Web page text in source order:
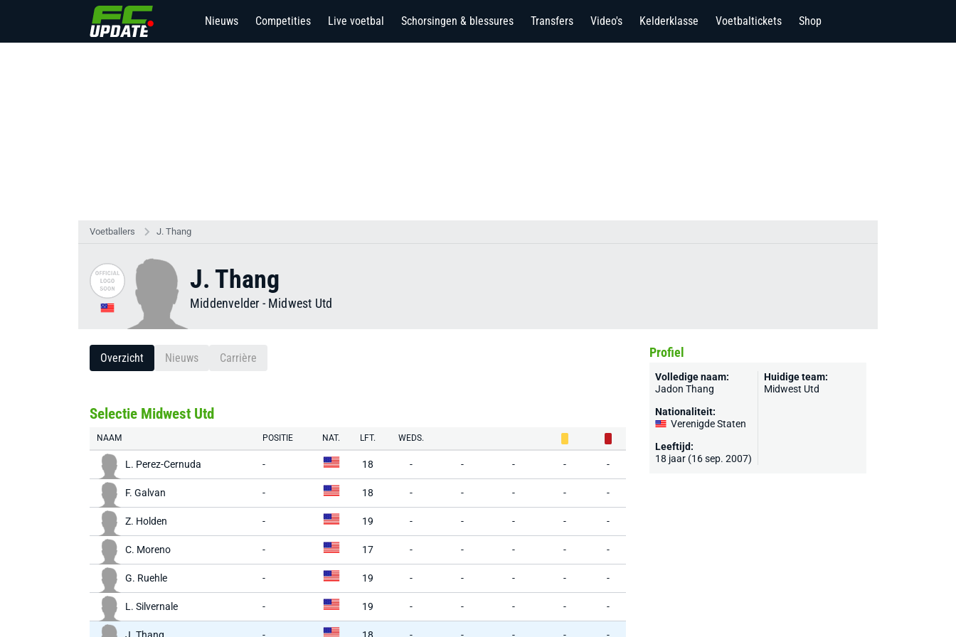
Nieuws Competities Live voetbal Schorsingen & blessures Transfers Video's Kelderklasse Voetbaltickets Shop
Voetballers J. Thang
J. Thang
Middenvelder - Midwest Utd
Overzicht Nieuws Carrière
Selectie Midwest Utd
NAAM POSITIE NAT. LFT. WEDS.
L. Perez-Cernuda - 18 - - - - -
F. Galvan - 18 - - - - -
Z. Holden - 19 - - - - -
C. Moreno - 17 - - - - -
G. Ruehle - 19 - - - - -
L. Silvernale - 19 - - - - -
Profiel
Volledige naam:
Jadon Thang
Nationaliteit:
Verenigde Staten
Leeftijd:
18 jaar (16 sep. 2007)
Huidige team:
Midwest Utd